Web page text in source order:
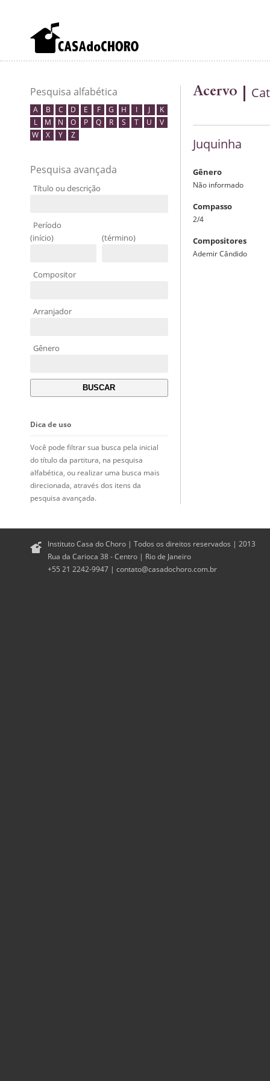
Pesquisa alfabética
A B C D E F G H I J
K
L
M N O P Q R S T U
V
W
X Y Z
Pesquisa avançada
Título ou descrição
Período
(início)
(término)
Compositor
Arranjador
Gênero
Dica de uso
Você pode filtrar sua busca pela inicial
do título da partitura, na pesquisa
alfabética, ou realizar uma busca mais
direcionada, através dos itens da
pesquisa avançada.
Acervo
Juquinha
Gênero
Não informado
Compasso
2/4
Compositores
Ademir Cândido
Instituto Casa do Choro | Todos os direitos reservados | 2013
Rua da Carioca 38 - Centro | Rio de Janeiro
+55 21 2242-9947 | contato@casadochoro.com.br